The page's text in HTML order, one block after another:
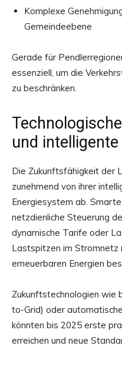
Komplexe
Gemeindeebene
Gerade für
essenziell, um die
zu beschränken.
und
Die Zukunftsfähigkeit der
zunehmend von ihrer
Energiesystem ab.
netzdienliche Steuerung
dynamische Tarife oder
Lastspitzen im Stromnetz
erneuerbaren Energien
Zukunftstechnologien wie
to-Grid) oder
könnten bis 2025 erste
erreichen und neue